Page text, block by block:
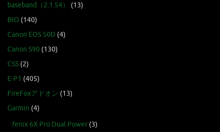
baseband（2.1.54）
(13)
BIO (140)
Canon EOS 50D (4)
Canon S90 (130)
CSS (2)
E-P1 (405)
FireFoxアドオン (13)
Garmin (4)
fenix 6X Pro Dual Power (3)